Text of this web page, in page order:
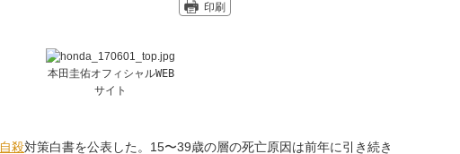
印刷
本田圭佑オフィシャルWEB
サイト
自殺対策白書を公表した。15〜39歳の層の死亡原因は前年に引き続き